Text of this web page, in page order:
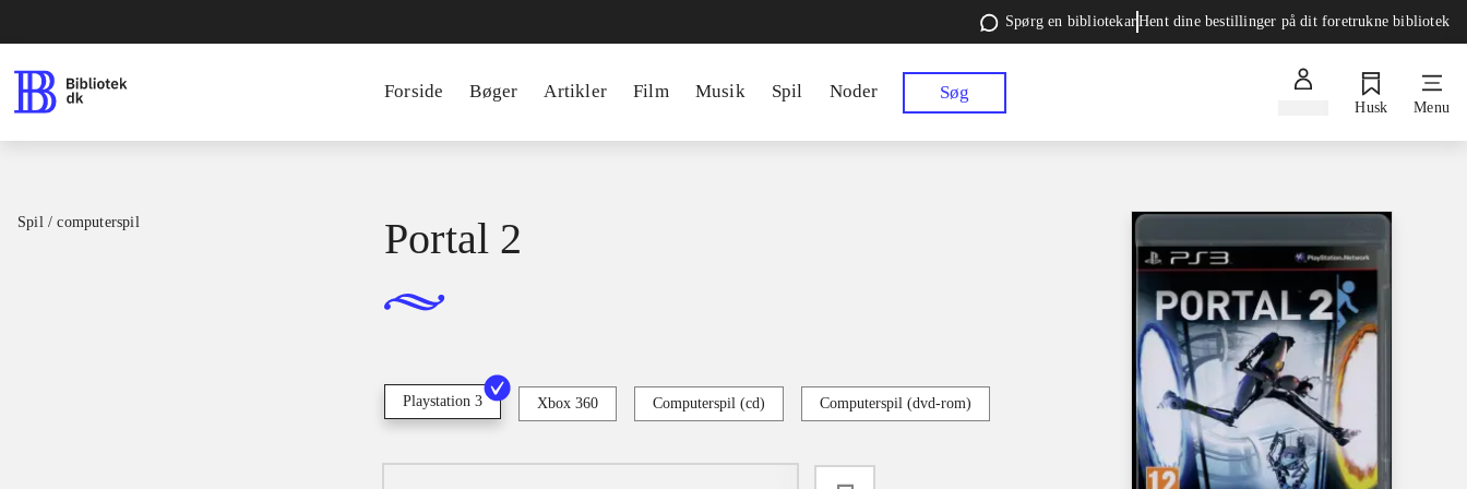
Spørg en bibliotekarHent dine bestillinger på dit foretrukne bibliotek
Forside Bøger Artikler Film Musik Spil Noder Søg
Husk Menu
Spil / computerspil Portal 2
Playstation 3 Xbox 360 Computerspil (cd) Computerspil (dvd-rom)